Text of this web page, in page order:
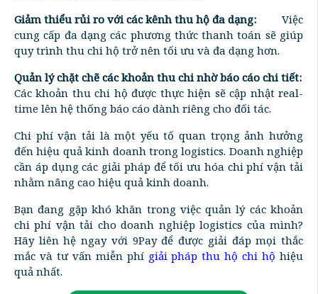
Giảm thiểu rủi ro với các kênh thu hộ đa dạng: Việc
cung cấp đa dạng các phương thức thanh toán sẽ giúp
quy trình thu chi hộ trở nên tối ưu và đa dạng hơn.
Quản lý chặt chẽ các khoản thu chi nhờ báo cáo chi tiết:
Các khoản thu chi hộ được thực hiện sẽ cập nhật real-
time lên hệ thống báo cáo dành riêng cho đối tác.
Chi phí vận tải là một yếu tố quan trọng ảnh hưởng
đến hiệu quả kinh doanh trong logistics. Doanh nghiệp
cần áp dụng các giải pháp để tối ưu hóa chi phí vận tải
nhằm nâng cao hiệu quả kinh doanh.
Bạn đang gặp khó khăn trong việc quản lý các khoản
chi phí vận tải cho doanh nghiệp logistics của mình?
Hãy liên hệ ngay với 9Pay để được giải đáp mọi thắc
mắc và tư vấn miễn phí giải pháp thu hộ chi hộ hiệu
quả nhất.